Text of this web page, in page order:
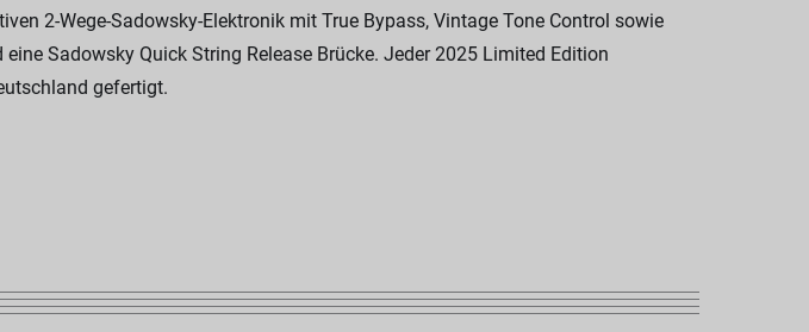
2-Wege-Sadowsky-Elektronik mit True Bypass, Vintage Tone Control sowie
Sadowsky Quick String Release Brücke. Jeder 2025 Limited Edition
gefertigt.